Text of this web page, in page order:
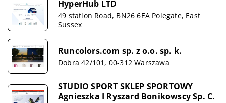
HyperHub LTD
49 station Road, BN26 6EA Polegate, East
Sussex
Runcolors.com sp. z o.o. sp. k.
Dobra 42/101, 00-312 Warszawa
STUDIO SPORT SKLEP SPORTOWY
Agnieszka I Ryszard Bonikowscy Sp. C.